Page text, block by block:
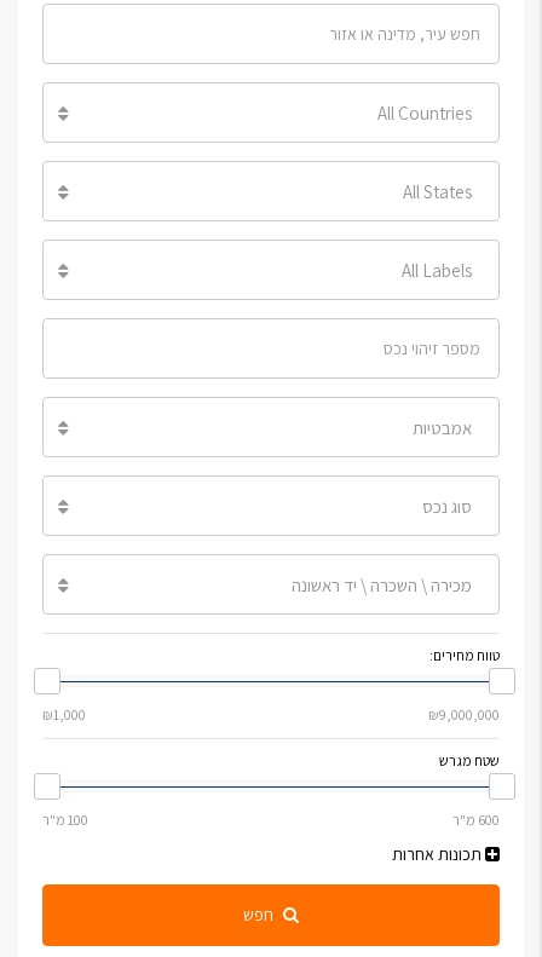
All Countries
All States
All Labels
אמבטיות
סוג נכס
מכירה \ השכרה \ יד ראשונה
טווח מחירים:
שטח מגרש
תכונות אחרות
חפש